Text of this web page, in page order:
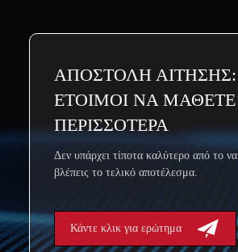
ΑΠΟΣΤΟΛΗ ΑΙΤΗΣΗΣ:
ΕΤΟΙΜΟΙ ΝΑ ΜΑΘΕΤΕ
ΠΕΡΙΣΣΟΤΕΡΑ
Δεν υπάρχει τίποτα καλύτερο από το να
βλέπεις το τελικό αποτέλεσμα.
Κάντε κλικ για ερώτημα